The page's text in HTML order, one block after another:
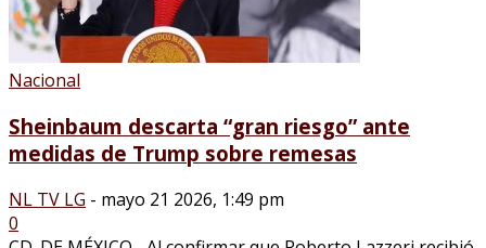
Nacional
Sheinbaum descarta “gran riesgo” ante
medidas de Trump sobre remesas
NL TV LG - mayo 21 2026, 1:49 pm
0